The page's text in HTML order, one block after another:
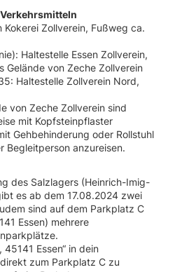
Kokerei Zollverein, Fußweg ca.
Haltestelle Essen Zollverein,
Gelände von Zeche Zollverein
Haltestelle Zollverein Nord,
von Zeche Zollverein sind
mit Kopfsteinpflaster
Gehbehinderung oder Rollstuhl
Begleitperson anzureisen.
des Salzlagers (Heinrich-Imig-
es ab dem 17.08.2024 zwei
sind auf dem Parkplatz C
Essen) mehrere
45141 Essen“ in dein
zum Parkplatz C zu